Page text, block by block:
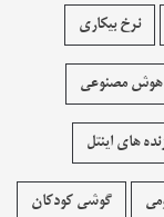
نرخ بیکاری
هوش مصنوعی
های اینتل
گوشی کودکان